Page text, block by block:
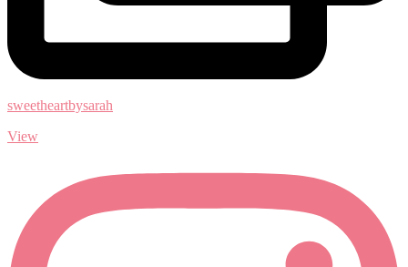
sweetheartbysarah
View